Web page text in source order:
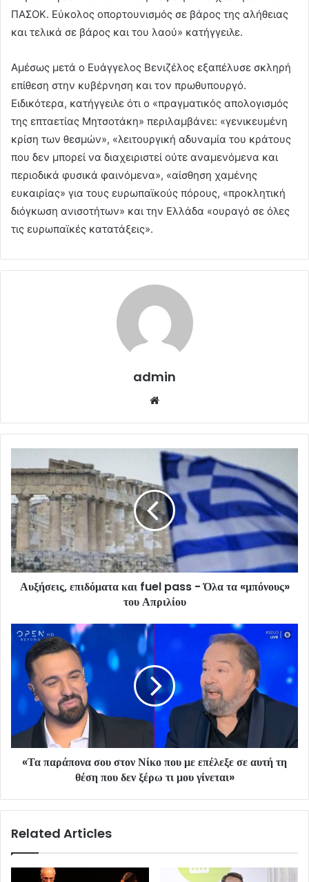
ΠΑΣΟΚ. Εύκολος οπορτουνισμός σε βάρος της αλήθειας
και τελικά σε βάρος και του λαού» κατήγγειλε.
Αμέσως μετά ο Ευάγγελος Βενιζέλος εξαπέλυσε σκληρή
επίθεση στην κυβέρνηση και τον πρωθυπουργό.
Ειδικότερα, κατήγγειλε ότι ο «πραγματικός απολογισμός
της επταετίας Μητσοτάκη» περιλαμβάνει: «γενικευμένη
κρίση των θεσμών», «λειτουργική αδυναμία του κράτους
που δεν μπορεί να διαχειριστεί ούτε αναμενόμενα και
περιοδικά φυσικά φαινόμενα», «αίσθηση χαμένης
ευκαιρίας» για τους ευρωπαϊκούς πόρους, «προκλητική
διόγκωση ανισοτήτων» και την Ελλάδα «ουραγό σε όλες
τις ευρωπαϊκές κατατάξεις».
admin
Αυξήσεις, επιδόματα και fuel pass - Όλα τα «μπόνους»
του Απριλίου
«Τα παράπονα σου στον Νίκο που με επέλεξε σε αυτή τη
θέση που δεν ξέρω τι μου γίνεται»
Related Articles